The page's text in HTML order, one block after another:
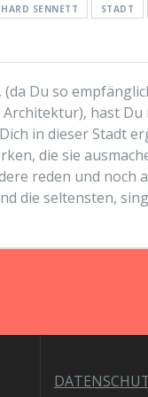
SENNETT STADT
(da Du so
hast Du
in dieser Stadt
die sie
reden und noch
die seltensten,